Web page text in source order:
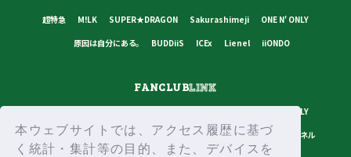
本ウェブサイトでは、アクセス履歴に基づ
く統計・集計等の目的、また、デバイスを
超特急 M!LK SUPER★DRAGON Sakurashimeji
ONE N' ONLY
原因は自分にある。
BUDDiiS ICEx Lienel iiONDO
FANCLUBLINK
ONE N' ONLY
原因は自分にある。
BUDDiiS ICEx Lienel スターダストチャンネル